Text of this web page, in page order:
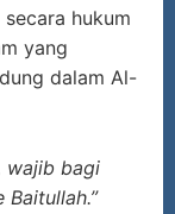
hukum
yang
dalam Al-
wajib bagi